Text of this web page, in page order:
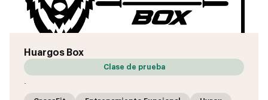
Huargos Box
Clase de prueba
.